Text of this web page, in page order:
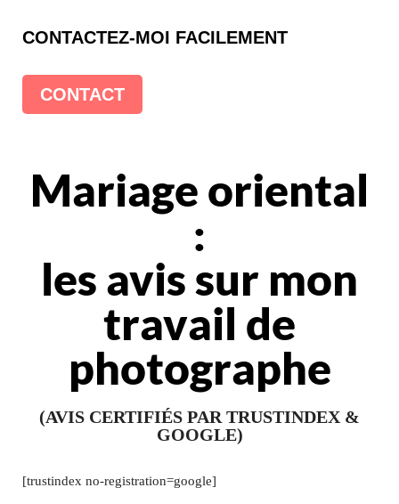
CONTACTEZ-MOI FACILEMENT
CONTACT
Mariage oriental
:
les avis sur mon
travail de
photographe
(AVIS CERTIFIÉS PAR TRUSTINDEX &
GOOGLE)
[trustindex no-registration=google]